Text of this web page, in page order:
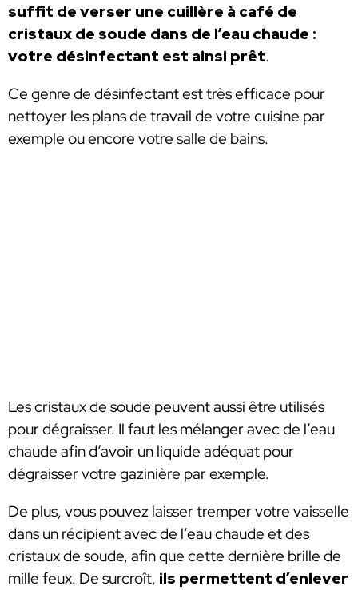
suffit de verser une cuillère à café de
cristaux de soude dans de l’eau chaude :
votre désinfectant est ainsi prêt.
Ce genre de désinfectant est très efficace pour
nettoyer les plans de travail de votre cuisine par
exemple ou encore votre salle de bains.
Les cristaux de soude peuvent aussi être utilisés
pour dégraisser. Il faut les mélanger avec de l’eau
chaude afin d’avoir un liquide adéquat pour
dégraisser votre gazinière par exemple.
De plus, vous pouvez laisser tremper votre vaisselle
dans un récipient avec de l’eau chaude et des
cristaux de soude, afin que cette dernière brille de
mille feux. De surcroît, ils permettent d’enlever